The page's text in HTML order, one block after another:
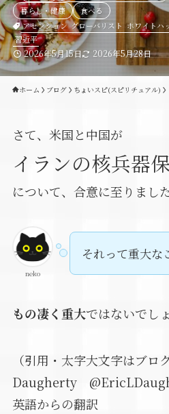
暮らし・健康
食べる
アセンション グローバリスト ホワイトハ
習近平
2026年5月15日 2026年5月28日
ホーム ブログ ちょいスピ(スピリチュアル)
さて、米国と中国が
イランの核兵器
について、合意に至りまし
neko
それって重大な
もの凄く重大ではないでし
（引用・太字大文字はブロ
Daugherty
英語からの翻訳